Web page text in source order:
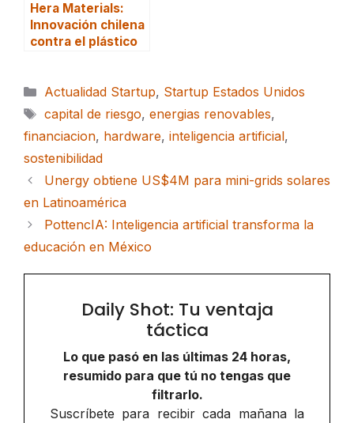
Hera Materials:
Innovación chilena
contra el plástico
Categorías
Actualidad Startup, Startup Estados Unidos
Etiquetas
capital de riesgo, energias renovables,
financiacion, hardware, inteligencia artificial,
sostenibilidad
Unergy obtiene US$4M para mini-grids solares
en Latinoamérica
PottencIA: Inteligencia artificial transforma la
educación en México
Daily Shot: Tu ventaja
táctica
Lo que pasó en las últimas 24 horas,
resumido para que tú no tengas que
filtrarlo.
Suscríbete para recibir cada mañana la